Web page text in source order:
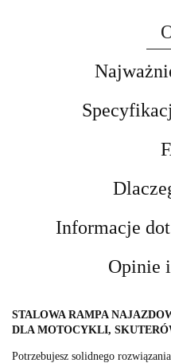
Informacje
Opinie
STALOWA RAMPA
DLA MOTOCYKLI,
Potrzebujesz solidnego